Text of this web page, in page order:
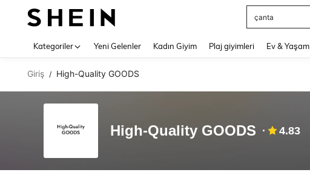
çanta
Kategoriler Yeni Gelenler Kadın Giyim Plaj giyimleri Ev & Yaşam
Giriş / High-Quality GOODS
High-Quality GOODS 4.83